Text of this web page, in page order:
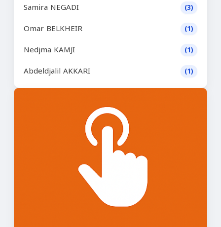
Samira NEGADI (3)
Omar BELKHEIR (1)
Nedjma KAMJI (1)
Abdeldjalil AKKARI (1)